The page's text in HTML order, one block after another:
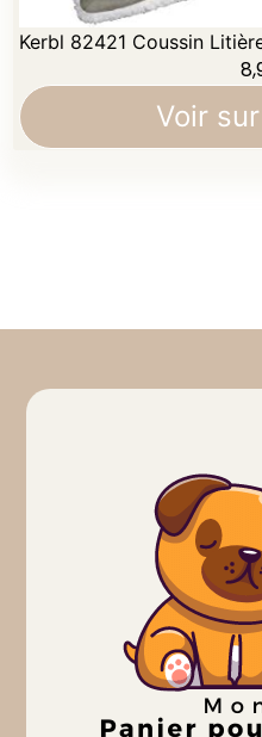
Kerbl 82421 Coussin
Voir